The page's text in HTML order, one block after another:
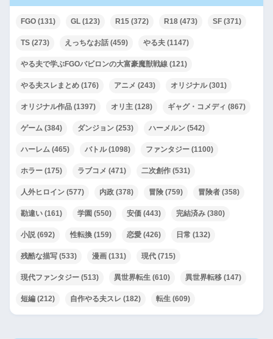
FGO (131) GL (123) R15 (372) R18 (473) SF (371)
TS (273) えっちなお話 (459) やる夫 (1147)
やる夫で学ぶFGOバビロンの大富豪魔獣戦線 (121)
やる夫スレまとめ (176) アニメ (243) オリジナル(301)
オリジナル作品 (1397) オリ主 (128) ギャグ・コメディ (867)
ゲーム (384) ダンジョン (253) ハーメルン (542)
ハーレム (465) バトル(1098) ファンタジー (1100)
ホラー (175) ラブコメ (471) 二次創作 (531)
人外ヒロイン (577) 内政 (378) 冒険 (759) 冒険者 (358)
勘違い (161) 学園 (550) 安価 (443) 完結済み (380)
小説(692) 性転換 (159) 恋愛 (426) 日常 (132)
残酷な描写 (533) 漫画 (131) 現代 (715)
現代ファンタジー (513) 異世界転生 (610) 異世界転移 (147)
短編 (212) 自作やる夫スレ (182) 転生 (609)